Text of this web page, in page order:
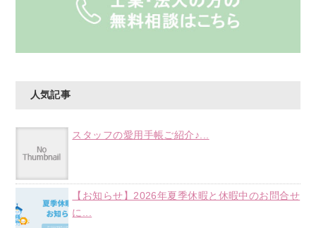
人気記事
スタッフの愛用手帳ご紹介♪...
【お知らせ】2026年夏季休暇と休暇中のお問合せ
に...